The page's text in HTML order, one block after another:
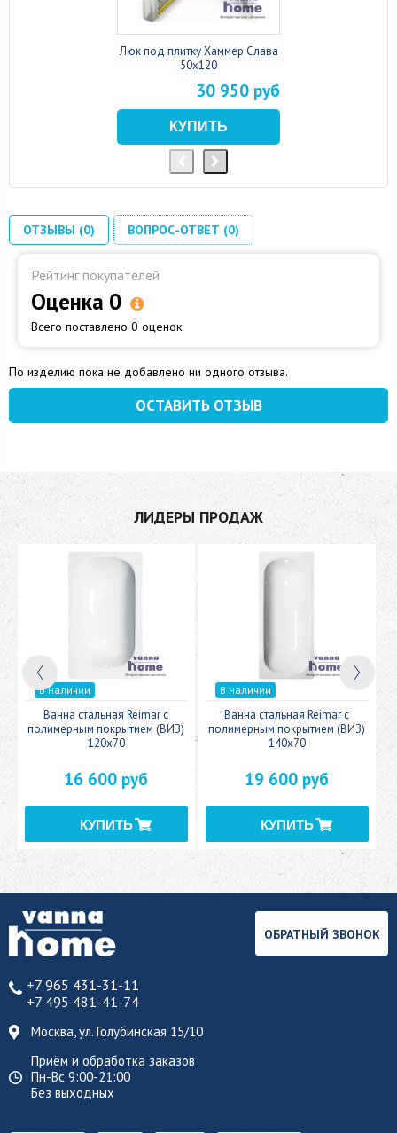
Люк под плитку Хаммер Слава
50x120
30 950 руб
ОТЗЫВЫ (0) ВОПРОС-ОТВЕТ (0)
Рейтинг покупателей
Оценка 0
Всего поставлено 0 оценок
По изделию пока не добавлено ни одного отзыва.
ОСТАВИТЬ ОТЗЫВ
ЛИДЕРЫ ПРОДАЖ
В наличии
Ванна стальная Reimar с
полимерным покрытием (ВИЗ)
120x70
16 600 руб
В наличии
Ванна стальная Reimar с
полимерным покрытием (ВИЗ)
140x70
19 600 руб
+7 965 431-31-11
+7 495 481-41-74
Москва, ул. Голубинская 15/10
Приём и обработка заказов
Пн-Вс 9:00-21:00
Без выходных
ОБРАТНЫЙ ЗВОНОК